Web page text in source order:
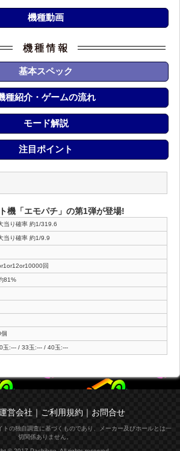
機種動画
基本スペック
種紹介・ゲームの流れ
モード解説
注目ポイント
機「エモパチ」の第1弾が登場!
当り確率 約1/319.6
当り確率 約1/9.9
回
81%
玉:--- / 33玉:--- / 40玉:---
営会社 ｜ ご利用規約 ｜ お問合せ
トの独自調査に基づくものであり、メーカー及びホールとは一
切関係ありません。